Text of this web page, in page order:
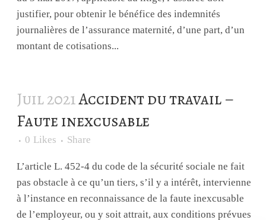
justifier, pour obtenir le bénéfice des indemnités
journalières de l’assurance maternité, d’une part, d’un
montant de cotisations...
Juil 2021Accident du travail –
Faute inexcusable
0 Likes Share
L’article L. 452-4 du code de la sécurité sociale ne fait
pas obstacle à ce qu’un tiers, s’il y a intérêt, intervienne
à l’instance en reconnaissance de la faute inexcusable
de l’employeur, ou y soit attrait, aux conditions prévues